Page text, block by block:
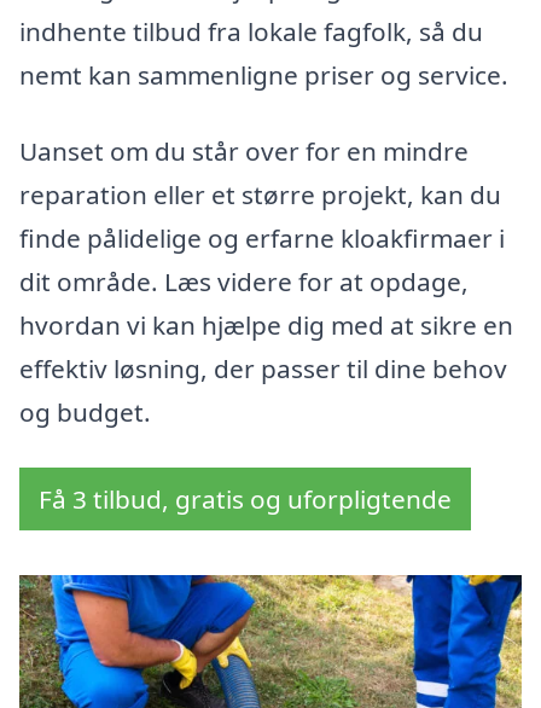
indhente tilbud fra lokale fagfolk, så du
nemt kan sammenligne priser og service.
Uanset om du står over for en mindre
reparation eller et større projekt, kan du
finde pålidelige og erfarne kloakfirmaer i
dit område. Læs videre for at opdage,
hvordan vi kan hjælpe dig med at sikre en
effektiv løsning, der passer til dine behov
og budget.
Få 3 tilbud, gratis og uforpligtende